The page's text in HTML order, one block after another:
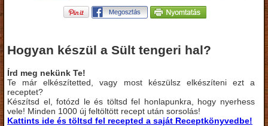
Hogyan készül a Sült tengeri hal?
Írd meg nekünk Te!
Te már elkészítetted, vagy most készülsz elkészíteni ezt a
receptet?
Készítsd el, fotózd le és töltsd fel honlapunkra, hogy nyerhess
vele! Minden 1000 új feltöltött recept után sorsolás!
Kattints ide és töltsd fel recepted a saját Receptkönyvedbe!